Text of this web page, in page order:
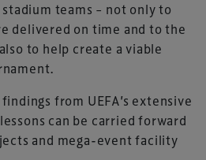
teams – not only to
delivered on time and to the
to help create a viable
from UEFA’s extensive
can be carried forward
and mega-event facility